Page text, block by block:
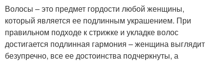
Волосы – это предмет гордости любой женщины,
который является ее подлинным украшением. При
правильном подходе к стрижке и укладке волос
достигается подлинная гармония – женщина выглядит
безупречно, все ее достоинства подчеркнуты, а